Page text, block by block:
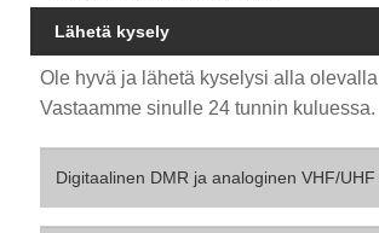
Lähetä kysely
Ole hyvä ja lähetä kyselysi alla
Vastaamme sinulle 24 tunnin kuluessa.